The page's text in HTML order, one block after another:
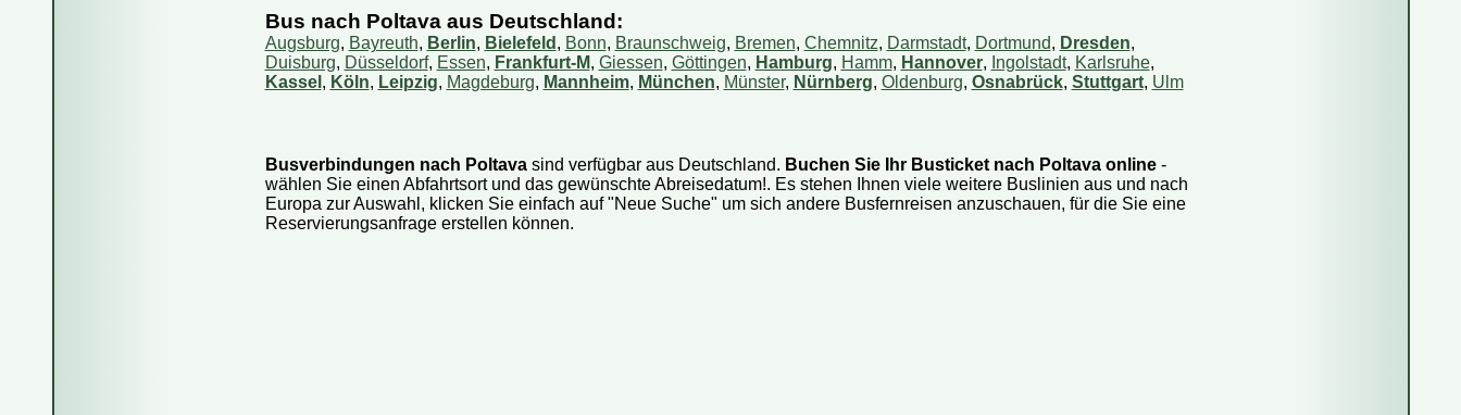
Wie kaufe ich ein Ticket?
Wie kann ich mein Ticket bezahlen?
Kann ich das Reisedatum ändern?
Wie viel Gepäck darf ich mitnehmen?
Kann ich einen bestimmten Sitzplatz reservieren?
Kann ich mit dem Bus ein Päckchen mitschicken?
Bus nach Poltava aus Deutschland:
Augsburg, Bayreuth, Berlin, Bielefeld , Bonn, Braunschweig, Bremen, Chemnitz, Darmstadt, Dortmund, Dresden,
Duisburg, Düsseldorf, Essen, Frankfurt-M, Giessen, Göttingen, Hamburg, Hamm, Hannover, Ingolstadt, Karlsruhe,
Kassel , Köln, Leipzig, Magdeburg, Mannheim, München, Münster, Nürnberg, Oldenburg, Osnabrück, Stuttgart, Ulm
Busverbindungen nach Poltavasind verfügbar aus Deutschland. Buchen Sie Ihr Busticket nach Poltava online-
wählen Sie einen Abfahrtsort und das gewünschte Abreisedatum!. Es stehen Ihnen viele weitere Buslinien aus und nach
Europa zur Auswahl, klicken Sie einfach auf "Neue Suche" um sich andere Busfernreisen anzuschauen, für die Sie eine
Reservierungsanfrage erstellen können.